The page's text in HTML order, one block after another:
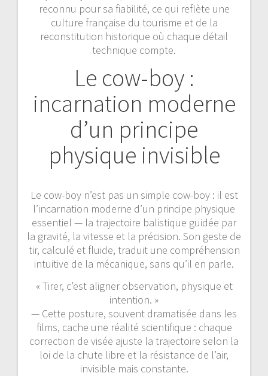
reconnu pour sa fiabilité, ce qui reflète une
culture française du tourisme et de la
reconstitution historique où chaque détail
technique compte.
Le cow-boy :
incarnation moderne
d’un principe
physique invisible
Le cow-boy n’est pas un simple cow-boy : il est
l’incarnation moderne d’un principe physique
essentiel — la trajectoire balistique guidée par
la gravité, la vitesse et la précision. Son geste de
tir, calculé et fluide, traduit une compréhension
intuitive de la mécanique, sans qu’il en parle.
« Tirer, c’est aligner observation, physique et
intention. »
— Cette posture, souvent dramatisée dans les
films, cache une réalité scientifique : chaque
correction de visée ajuste la trajectoire selon la
loi de la chute libre et la résistance de l’air,
invisible mais constante.